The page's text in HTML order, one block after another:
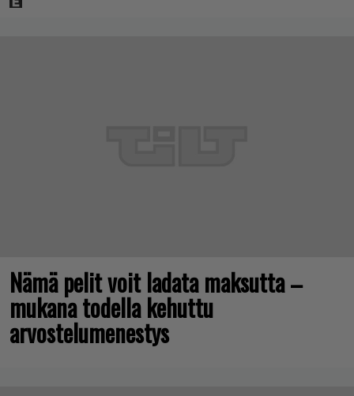
Nämä pelit voit ladata maksutta –
mukana todella kehuttu
arvostelumenestys